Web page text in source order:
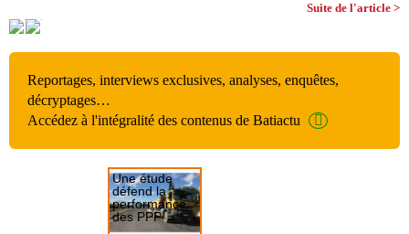
Suite de l'article >
Reportages, interviews exclusives, analyses, enquêtes,
décryptages…
Accédez à l'intégralité des contenus de Batiactu
Une étude
défend la
performance
des PPP